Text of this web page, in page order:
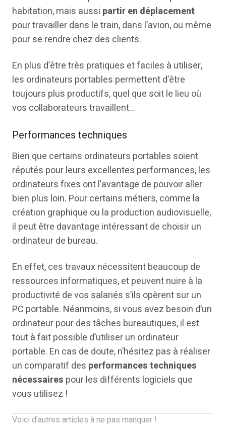
habitation, mais aussi partir en déplacement
pour travailler dans le train, dans l’avion, ou même
pour se rendre chez des clients.
En plus d’être très pratiques et faciles à utiliser,
les ordinateurs portables permettent d’être
toujours plus productifs, quel que soit le lieu où
vos collaborateurs travaillent…
Performances techniques
Bien que certains ordinateurs portables soient
réputés pour leurs excellentes performances, les
ordinateurs fixes ont l’avantage de pouvoir aller
bien plus loin. Pour certains métiers, comme la
création graphique ou la production audiovisuelle,
il peut être davantage intéressant de choisir un
ordinateur de bureau.
En effet, ces travaux nécessitent beaucoup de
ressources informatiques, et peuvent nuire à la
productivité de vos salariés s’ils opèrent sur un
PC portable. Néanmoins, si vous avez besoin d’un
ordinateur pour des tâches bureautiques, il est
tout à fait possible d’utiliser un ordinateur
portable. En cas de doute, n’hésitez pas à réaliser
un comparatif des performances techniques
nécessaires pour les différents logiciels que
vous utilisez !
Voici d'autres articles à ne pas manquer !